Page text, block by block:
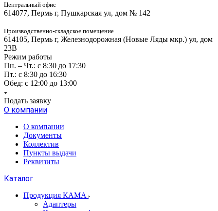
Центральный офис
614077, Пермь г, Пушкарская ул, дом № 142
Производственно-складское помещение
614105, Пермь г, Железнодорожная (Новые Ляды мкр.) ул, дом
23В
Режим работы
Пн. – Чт.: с 8:30 до 17:30
Пт.: с 8:30 до 16:30
Обед: с 12:00 до 13:00
Подать заявку
О компании
О компании
Документы
Коллектив
Пункты выдачи
Реквизиты
Каталог
Продукция КАМА
Адаптеры